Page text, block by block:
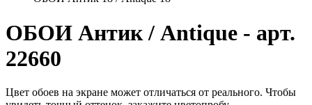
ОБОИ Антик / Antique - арт.
22660
Цвет обоев на экране может отличаться от реального. Чтобы